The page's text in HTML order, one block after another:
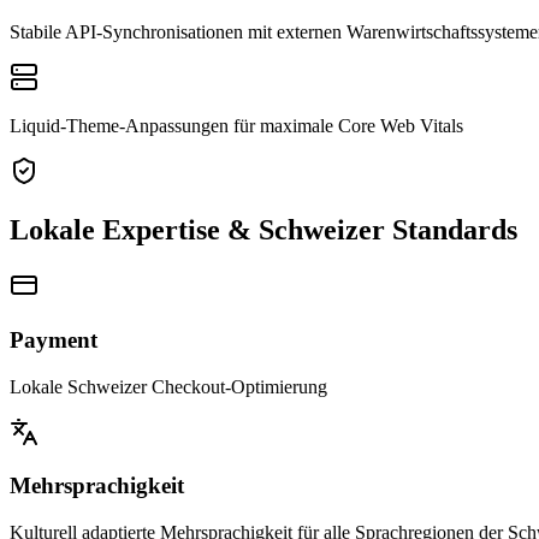
Stabile API-Synchronisationen mit externen
Liquid-Theme-Anpassungen für maximale Core Web Vitals
Lokale Expertise & Schweizer Standards
Payment
Lokale Schweizer Checkout-Optimierung
Mehrsprachigkeit
Kulturell adaptierte Mehrsprachigkeit für alle Sprachregionen der